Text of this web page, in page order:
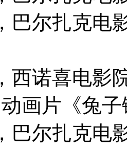
巴尔扎克电
西诺喜电影
画片《兔
巴尔扎克电